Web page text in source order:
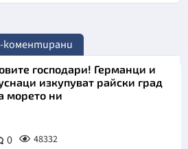
коментирани
господари! Германци и
изкупуват райски град
морето ни
0 48332